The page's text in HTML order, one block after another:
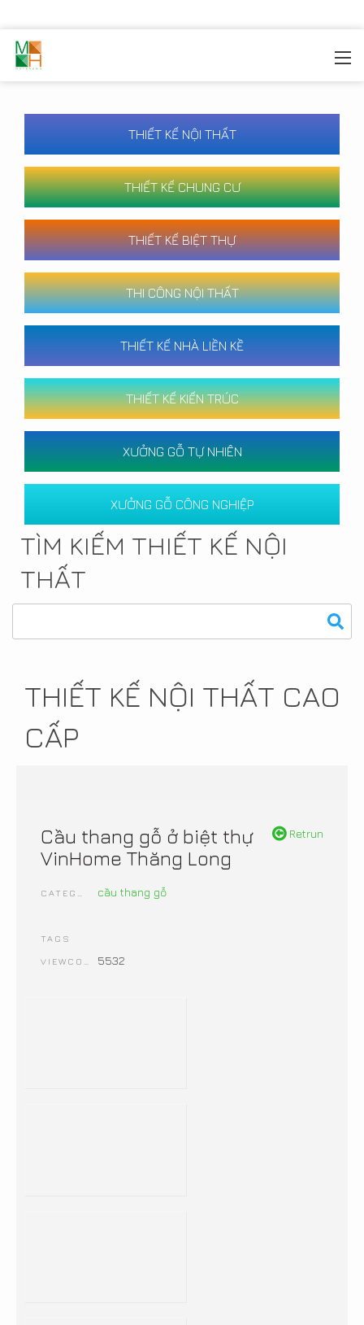
THIẾT KẾ NỘI THẤT
THIẾT KẾ CHUNG CƯ
THIẾT KẾ BIỆT THỰ
THI CÔNG NỘI THẤT
THIẾT KẾ NHÀ LIỀN KỀ
THIẾT KẾ KIẾN TRÚC
XƯỞNG GỖ TỰ NHIÊN
XƯỞNG GỖ CÔNG NGHIỆP
TÌM KIẾM THIẾT KẾ NỘI
THẤT
THIẾT KẾ NỘI THẤT CAO
CẤP
Retrun
Cầu thang gỗ ở biệt thự
VinHome Thăng Long
cầu thang gỗ
TAGS
5532